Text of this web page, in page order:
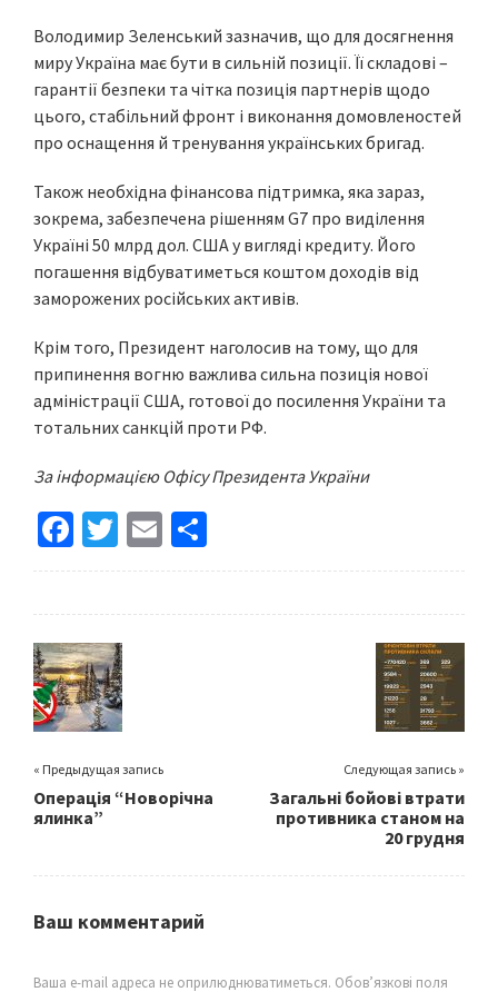
Володимир Зеленський зазначив, що для досягнення
миру Україна має бути в сильній позиції. Її складові –
гарантії безпеки та чітка позиція партнерів щодо
цього, стабільний фронт і виконання домовленостей
про оснащення й тренування українських бригад.
Також необхідна фінансова підтримка, яка зараз,
зокрема, забезпечена рішенням G7 про виділення
Україні 50 млрд дол. США у вигляді кредиту. Його
погашення відбуватиметься коштом доходів від
заморожених російських активів.
Крім того, Президент наголосив на тому, що для
припинення вогню важлива сильна позиція нової
адміністрації США, готової до посилення України та
тотальних санкцій проти РФ.
За інформацією Офісу Президента України
Fa
ce
o
o
k
T
wi
er
E
m h
« Предыдущая запись
Операція “Новорічна
ялинка”
Следующая запись »
Загальні бойові втрати
противника станом на
20 грудня
Ваш комментарий
Ваша e-mail адреса не оприлюднюватиметься. Обов’язкові поля